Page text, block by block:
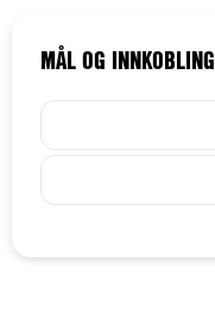
MÅL OG INNKOBLING